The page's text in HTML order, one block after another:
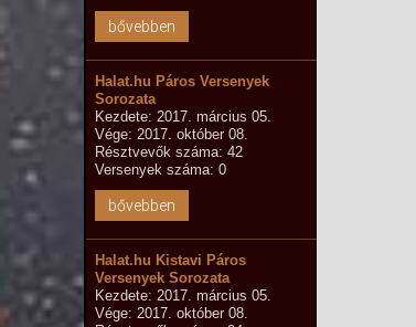
bővebben
Halat.hu Páros Versenyek
Sorozata
Kezdete: 2017. március 05.
Vége: 2017. október 08.
Résztvevők száma: 42
Versenyek száma: 0
bővebben
Halat.hu Kistavi Páros
Versenyek Sorozata
Kezdete: 2017. március 05.
Vége: 2017. október 08.